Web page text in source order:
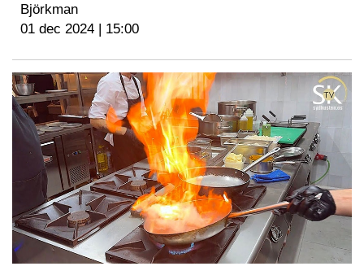
Björkman
01 dec 2024 | 15:00